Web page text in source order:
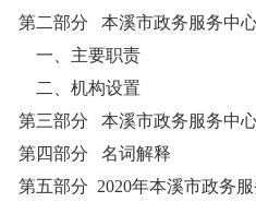
第二部分 本溪市政务服务中
一、主要职责
二、机构设置
第三部分 本溪市政务服务中
第四部分 名词解释
第五部分 2020年本溪市政务